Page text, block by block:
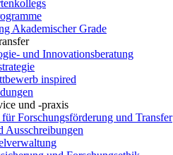
Akademischer Grade
und Innovationsberatung
inspired
und -praxis
Forschungsförderung und Transfer
Ausschreibungen